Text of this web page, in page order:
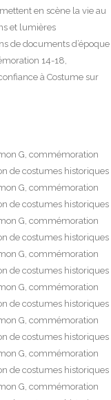
en scène la vie au
et lumières
de documents d’époque
14-18,
à Costume sur